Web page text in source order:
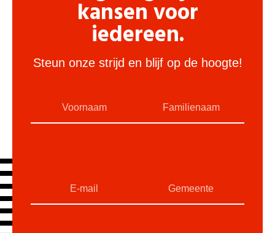
kansen voor
iedereen.
Steun onze strijd en blijf op de hoogte!